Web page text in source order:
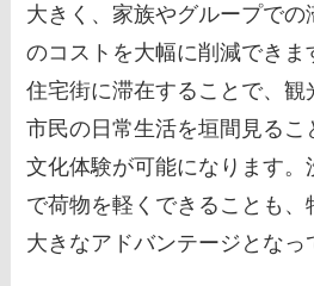
大きく、家族やグループでの
のコストを大幅に削減でき
住宅街に滞在することで、
市民の日常生活を垣間見るこ
文化体験が可能になります。
で荷物を軽くできることも、
大きなアドバンテージとなっ